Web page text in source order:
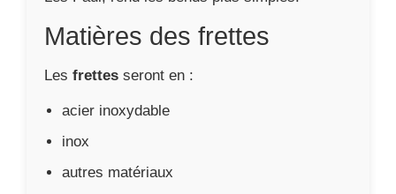
Matières des frettes
Les frettes seront en :
acier inoxydable
inox
autres matériaux